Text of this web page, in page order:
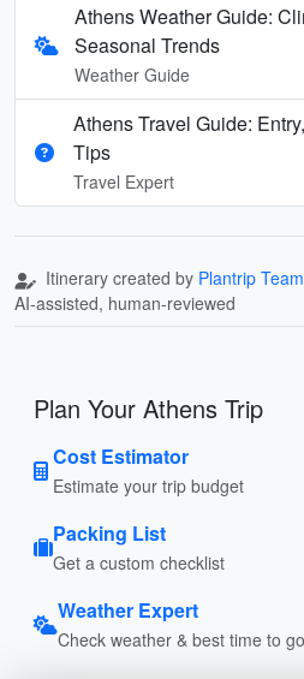
Athens Weather Guide:
Seasonal Trends
Weather Guide
Athens Travel Guide:
Tips
Travel Expert
Itinerary created by Plantrip Team
AI-assisted, human-reviewed
Plan Your Athens Trip
Cost Estimator
Estimate your trip budget
Packing List
Get a custom checklist
Weather Expert
Check weather & best time to go